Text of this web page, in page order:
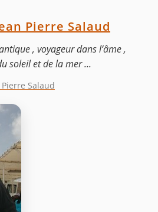
Pierre Salaud
, voyageur dans l’âme ,
soleil et de la mer ...
Pierre Salaud